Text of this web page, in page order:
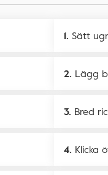
Sätt
Lägg
Bred
Klicka